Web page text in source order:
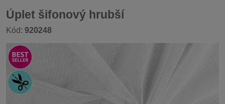
Úplet šifonový hrubší
Kód: 920248